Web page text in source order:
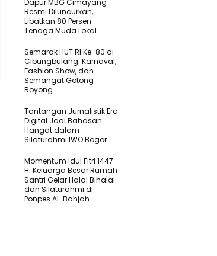
Dapur MBG Cimayang
Resmi Diluncurkan,
Libatkan 80 Persen
Tenaga Muda Lokal
Semarak HUT RI Ke-80 di
Cibungbulang: Karnaval,
Fashion Show, dan
Semangat Gotong
Royong
Tantangan Jurnalistik Era
Digital Jadi Bahasan
Hangat dalam
Silaturahmi IWO Bogor
Momentum Idul Fitri 1447
H: Keluarga Besar Rumah
Santri Gelar Halal Bihalal
dan Silaturahmi di
Ponpes Al-Bahjah